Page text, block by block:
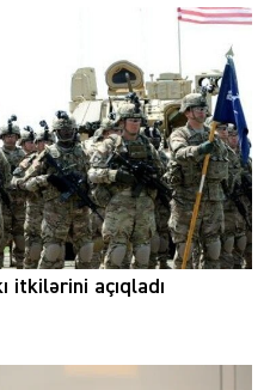
itkilərini açıqladı